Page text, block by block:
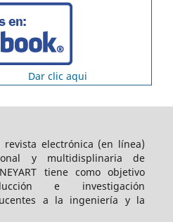
Dar clic aqui
revista electrónica (en línea)
y multidisplinaria de
tiene como objetivo
e investigación
a la ingeniería y la